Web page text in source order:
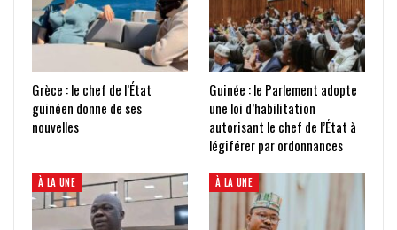
Grèce : le chef de l’État
guinéen donne de ses
nouvelles
Guinée : le Parlement adopte
une loi d’habilitation
autorisant le chef de l’État à
légiférer par ordonnances
À LA UNE À LA UNE